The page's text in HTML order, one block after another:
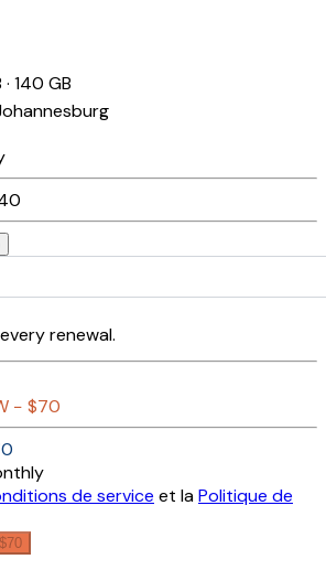
· 140 GB
renewal.
− $70
de service et laPolitique de
$70